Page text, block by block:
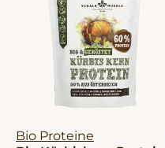
Bio Proteine